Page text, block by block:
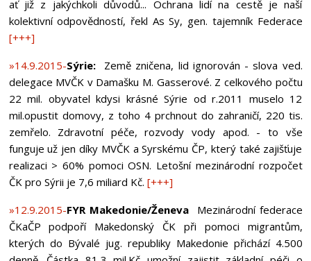
ať již z jakýchkoli důvodů... Ochrana lidí na cestě je naší
kolektivní odpovědností, řekl As Sy, gen. tajemník Federace
[+++]
»14.9.2015-Sýrie:
Země zničena, lid ignorován - slova ved.
delegace MVČK v Damašku M. Gasserové. Z celkového počtu
22 mil. obyvatel kdysi krásné Sýrie od r.2011 muselo 12
mil.opustit domovy, z toho 4 prchnout do zahraničí, 220 tis.
zemřelo. Zdravotní péče, rozvody vody apod. - to vše
funguje už jen díky MVČK a Syrskému ČP, který také zajišťuje
realizaci > 60% pomoci OSN. Letošní mezinárodní rozpočet
ČK pro Sýrii je 7,6 miliard Kč. [+++]
»12.9.2015-FYR Makedonie/Ženeva
Mezinárodní federace
ČKaČP podpoří Makedonský ČK při pomoci migrantům,
kterých do Bývalé jug. republiky Makedonie přichází 4.500